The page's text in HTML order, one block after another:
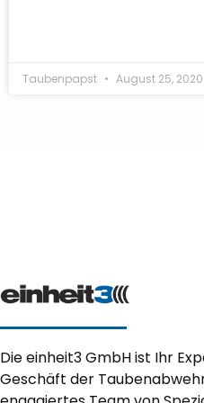
Taubenpapst August 25, 2020
Die einheit3 GmbH ist Ihr
Geschäft der